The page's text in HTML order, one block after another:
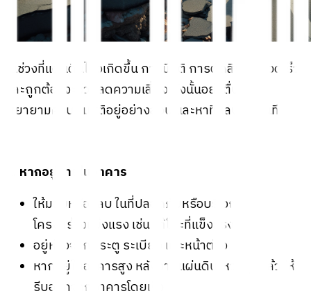
ในช่วงที่แผ่นดินไหวเกิดขึ้น การมีสติ การตัดสินใจที่รวดเร็ว
และถูกต้องจะช่วยลดความเสี่ยง ดังนั้นอย่าตื่นตกใจ
พยายามควบคุมสติอยู่อย่างสงบ และหาที่หลบภัยทันที
1. หากอยู่ภายในอาคาร
ให้มอบหรือหลบ ในที่ปลอดภัยหรือบริเวณที่มี
โครงสร้างแข็งแรง เช่น ใต้โต๊ะที่แข็งแรง
อยู่ห่างจากประตู ระเบียง และหน้าต่าง
หากอยู่ในอาคารสูง หลังจากแผ่นดินไหวหยุดแล้ว ให้
รีบออกจากอาคารโดยเร็ว